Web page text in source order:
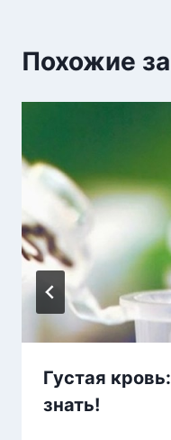
Похожие
Густая
знать!